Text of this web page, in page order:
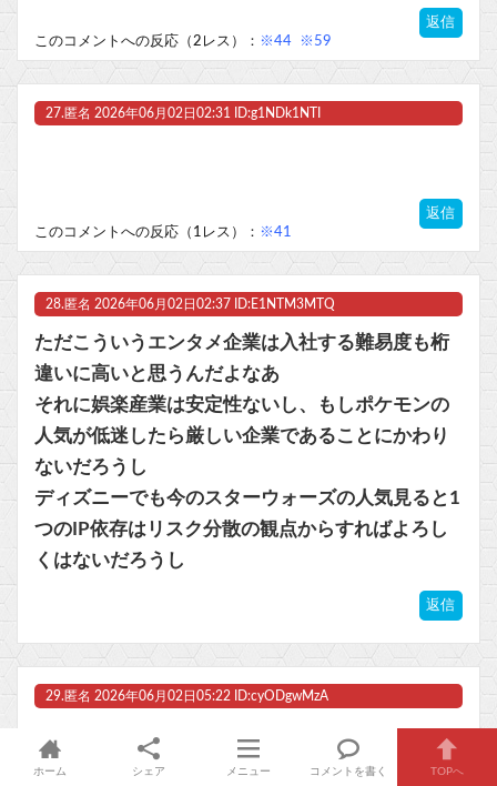
返信
このコメントへの反応（2レス）： ※44 ※59
27. 匿名 2026年06月02日02:31 ID:g1NDk1NTI
返信
このコメントへの反応（1レス）： ※41
28. 匿名 2026年06月02日02:37 ID:E1NTM3MTQ
ただこういうエンタメ企業は入社する難易度も桁
違いに高いと思うんだよなあ
それに娯楽産業は安定性ないし、もしポケモンの
人気が低迷したら厳しい企業であることにかわり
ないだろうし
ディズニーでも今のスターウォーズの人気見ると1
つのIP依存はリスク分散の観点からすればよろし
くはないだろうし
返信
29. 匿名 2026年06月02日05:22 ID:cyODgwMzA
ホーム シェア メニュー コメントを書く TOPへ